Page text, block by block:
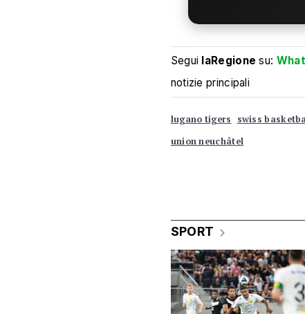
Segui laRegione su:
notizie principali
lugano tigers
swiss
union neuchâtel
SPORT